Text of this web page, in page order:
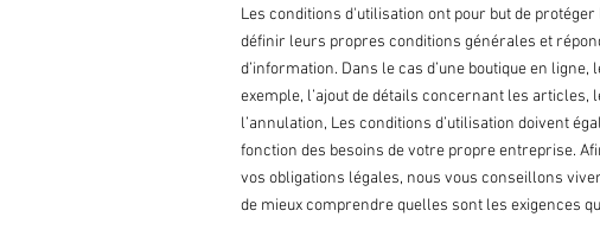
Les conditions d'utilisation ont pour but de
définir leurs propres conditions générales et
d’information. Dans le cas d’une boutique en
exemple, l’ajout de détails concernant les
l’annulation, Les conditions d’utilisation doivent
fonction des besoins de votre propre entreprise.
vos obligations légales, nous vous conseillons
de mieux comprendre quelles sont les exigences